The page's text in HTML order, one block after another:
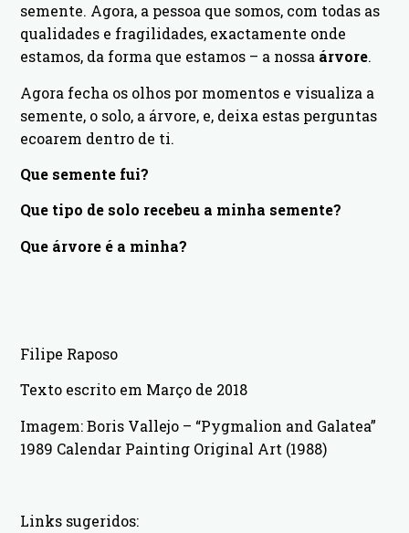
semente. Agora, a pessoa que somos, com todas as
qualidades e fragilidades, exactamente onde
estamos, da forma que estamos – a nossa árvore.
Agora fecha os olhos por momentos e visualiza a
semente, o solo, a árvore, e, deixa estas perguntas
ecoarem dentro de ti.
Que semente fui?
Que tipo de solo recebeu a minha semente?
Que árvore é a minha?
Filipe Raposo
Texto escrito em Março de 2018
Imagem: Boris Vallejo – “Pygmalion and Galatea”
1989 Calendar Painting Original Art (1988)
Links sugeridos: